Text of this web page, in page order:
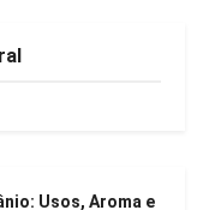
Usos, Aroma e